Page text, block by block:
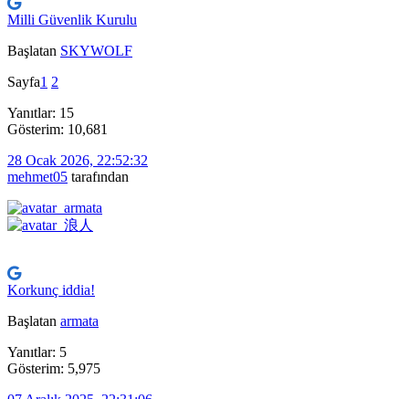
Milli Güvenlik Kurulu
Başlatan SKYWOLF
Sayfa1 2
Yanıtlar: 15
Gösterim: 10,681
28 Ocak 2026, 22:52:32
mehmet05 tarafından
Korkunç iddia!
Başlatan armata
Yanıtlar: 5
Gösterim: 5,975